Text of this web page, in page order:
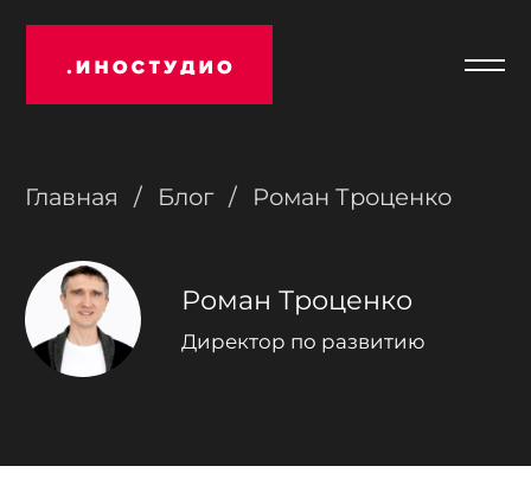
Иностудио
Главная / Блог / Роман Троценко
Роман Троценко
Директор по развитию